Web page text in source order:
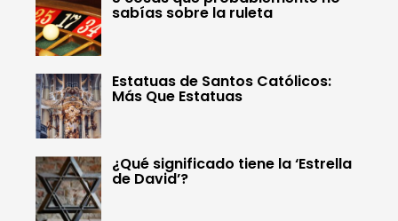
sabías sobre la ruleta
Estatuas de Santos Católicos:
Más Que Estatuas
¿Qué significado tiene la ‘Estrella
de David’?